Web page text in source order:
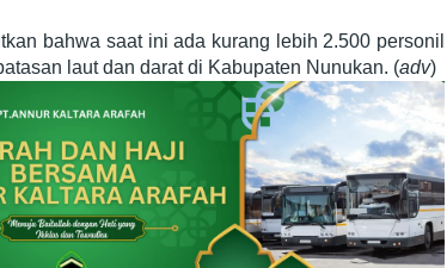
bahwa saat ini ada kurang lebih 2.500 personil
laut dan darat di Kabupaten Nunukan. (adv)